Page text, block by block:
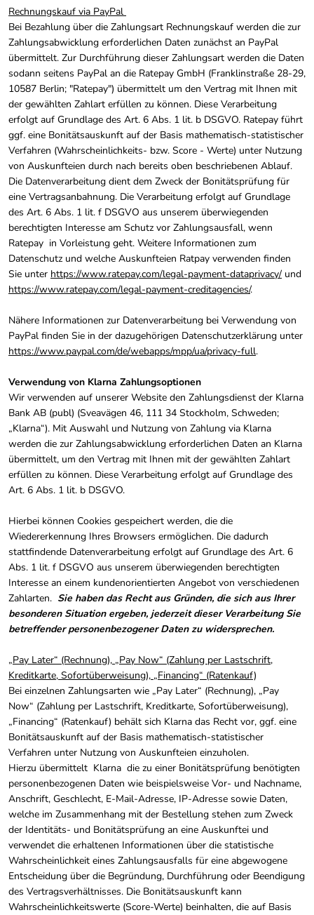
Rechnungskauf via PayPal
Bei Bezahlung über die Zahlungsart Rechnungskauf werden die zur
Zahlungsabwicklung erforderlichen Daten zunächst an PayPal
übermittelt. Zur Durchführung dieser Zahlungsart werden die Daten
sodann seitens PayPal an die Ratepay GmbH (Franklinstraße 28-29,
10587 Berlin; "Ratepay") übermittelt um den Vertrag mit Ihnen mit
der gewählten Zahlart erfüllen zu können. Diese Verarbeitung
erfolgt auf Grundlage des Art. 6 Abs. 1 lit. b DSGVO. Ratepay führt
ggf. eine Bonitätsauskunft auf der Basis mathematisch-statistischer
Verfahren (Wahrscheinlichkeits- bzw. Score - Werte) unter Nutzung
von Auskunfteien durch nach bereits oben beschriebenen Ablauf.
Die Datenverarbeitung dient dem Zweck der Bonitätsprüfung für
eine Vertragsanbahnung. Die Verarbeitung erfolgt auf Grundlage
des Art. 6 Abs. 1 lit. f DSGVO aus unserem überwiegenden
berechtigten Interesse am Schutz vor Zahlungsausfall, wenn
Ratepay in Vorleistung geht. Weitere Informationen zum
Datenschutz und welche Auskunfteien Ratpay verwenden finden
Sie unter https://www.ratepay.com/legal-payment-dataprivacy/ und
https://www.ratepay.com/legal-payment-creditagencies/.
Nähere Informationen zur Datenverarbeitung bei Verwendung von
PayPal finden Sie in der dazugehörigen Datenschutzerklärung unter
https://www.paypal.com/de/webapps/mpp/ua/privacy-full.
Verwendung von Klarna Zahlungsoptionen
Wir verwenden auf unserer Website den Zahlungsdienst der Klarna
Bank AB (publ) (Sveavägen 46, 111 34 Stockholm, Schweden;
„Klarna“). Mit Auswahl und Nutzung von Zahlung via Klarna
werden die zur Zahlungsabwicklung erforderlichen Daten an Klarna
übermittelt, um den Vertrag mit Ihnen mit der gewählten Zahlart
erfüllen zu können. Diese Verarbeitung erfolgt auf Grundlage des
Art. 6 Abs. 1 lit. b DSGVO.
Hierbei können Cookies gespeichert werden, die die
Wiedererkennung Ihres Browsers ermöglichen. Die dadurch
stattfindende Datenverarbeitung erfolgt auf Grundlage des Art. 6
Abs. 1 lit. f DSGVO aus unserem überwiegenden berechtigten
Interesse an einem kundenorientierten Angebot von verschiedenen
Zahlarten. Sie haben das Recht aus Gründen, die sich aus Ihrer
besonderen Situation ergeben, jederzeit dieser Verarbeitung Sie
betreffender personenbezogener Daten zu widersprechen.
„Pay Later“ (Rechnung), „Pay Now“ (Zahlung per Lastschrift,
Kreditkarte, Sofortüberweisung), „Financing“ (Ratenkauf)
Bei einzelnen Zahlungsarten wie „Pay Later“ (Rechnung), „Pay
Now“ (Zahlung per Lastschrift, Kreditkarte, Sofortüberweisung),
„Financing“ (Ratenkauf) behält sich Klarna das Recht vor, ggf. eine
Bonitätsauskunft auf der Basis mathematisch-statistischer
Verfahren unter Nutzung von Auskunfteien einzuholen.
Hierzu übermittelt Klarna die zu einer Bonitätsprüfung benötigten
personenbezogenen Daten wie beispielsweise Vor- und Nachname,
Anschrift, Geschlecht, E-Mail-Adresse, IP-Adresse sowie Daten,
welche im Zusammenhang mit der Bestellung stehen zum Zweck
der Identitäts- und Bonitätsprüfung an eine Auskunftei und
verwendet die erhaltenen Informationen über die statistische
Wahrscheinlichkeit eines Zahlungsausfalls für eine abgewogene
Entscheidung über die Begründung, Durchführung oder Beendigung
des Vertragsverhältnisses. Die Bonitätsauskunft kann
Wahrscheinlichkeitswerte (Score-Werte) beinhalten, die auf Basis